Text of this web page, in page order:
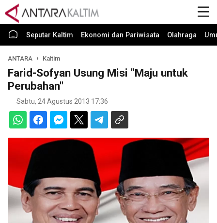
Seputar Kaltim Ekonomi dan Pariwisata Olahraga
ANTARA Kaltim
Farid-Sofyan Usung Misi "Maju untuk
Perubahan"
Sabtu, 24 Agustus 2013 17:36